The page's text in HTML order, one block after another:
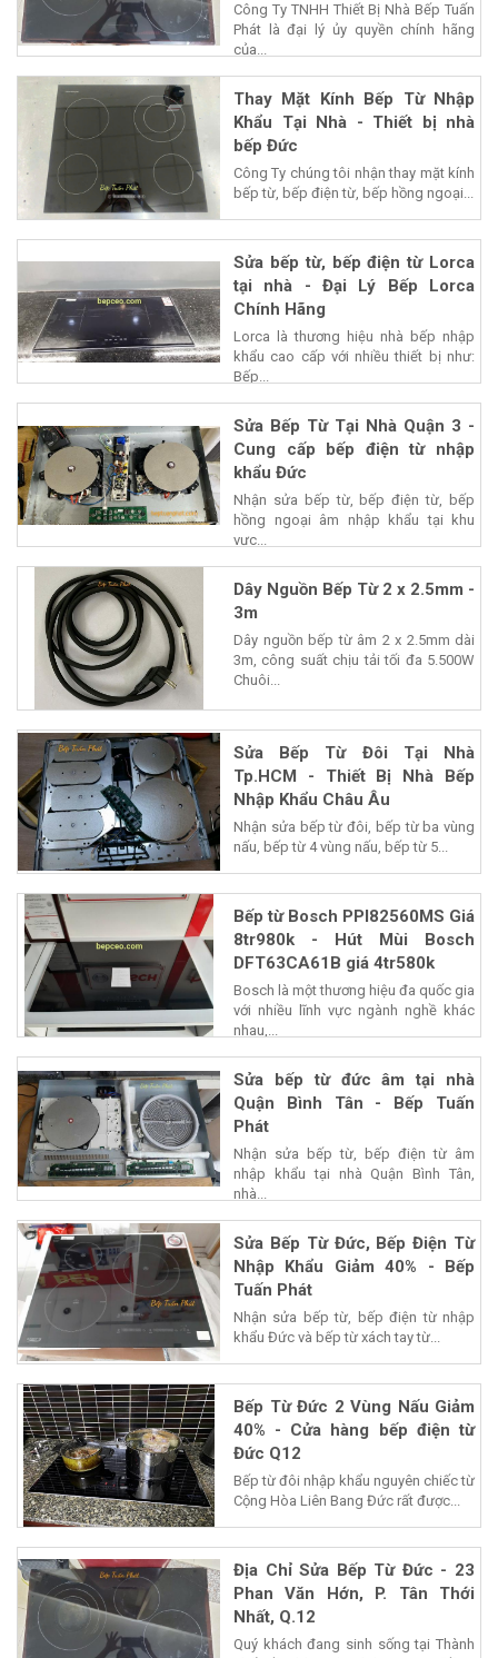
Công Ty TNHH Thiết Bị Nhà Bếp Tuấn
Phát là đại lý ủy quyền chính hãng
của...
Thay Mặt Kính Bếp Từ Nhập
Khẩu Tại Nhà - Thiết bị nhà
bếp Đức
Công Ty chúng tôi nhận thay mặt kính
bếp từ, bếp điện từ, bếp hồng ngoại...
Sửa bếp từ, bếp điện từ Lorca
tại nhà - Đại Lý Bếp Lorca
Chính Hãng
Lorca là thương hiệu nhà bếp nhập
khẩu cao cấp với nhiều thiết bị như:
Bếp...
Sửa Bếp Từ Tại Nhà Quận 3 -
Cung cấp bếp điện từ nhập
khẩu Đức
Nhận sửa bếp từ, bếp điện từ, bếp
hồng ngoại âm nhập khẩu tại khu
vực...
Dây Nguồn Bếp Từ 2 x 2.5mm -
3m
Dây nguồn bếp từ âm 2 x 2.5mm dài
3m, công suất chịu tải tối đa 5.500W
Chuôi...
Sửa Bếp Từ Đôi Tại Nhà
Tp.HCM - Thiết Bị Nhà Bếp
Nhập Khẩu Châu Âu
Nhận sửa bếp từ đôi, bếp từ ba vùng
nấu, bếp từ 4 vùng nấu, bếp từ 5...
Bếp từ Bosch PPI82560MS Giá
8tr980k - Hút Mùi Bosch
DFT63CA61B giá 4tr580k
Bosch là một thương hiệu đa quốc gia
với nhiều lĩnh vực ngành nghề khác
nhau,...
Sửa bếp từ đức âm tại nhà
Quận Bình Tân - Bếp Tuấn
Phát
Nhận sửa bếp từ, bếp điện từ âm
nhập khẩu tại nhà Quận Bình Tân,
nhà...
Sửa Bếp Từ Đức, Bếp Điện Từ
Nhập Khẩu Giảm 40% - Bếp
Tuấn Phát
Nhận sửa bếp từ, bếp điện từ nhập
khẩu Đức và bếp từ xách tay từ...
Bếp Từ Đức 2 Vùng Nấu Giảm
40% - Cửa hàng bếp điện từ
Đức Q12
Bếp từ đôi nhập khẩu nguyên chiếc từ
Cộng Hòa Liên Bang Đức rất được...
Địa Chỉ Sửa Bếp Từ Đức - 23
Phan Văn Hớn, P. Tân Thới
Nhất, Q.12
Quý khách đang sinh sống tại Thành